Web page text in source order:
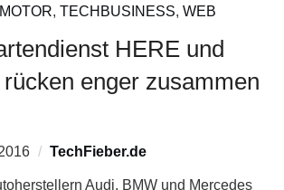
MOTOR, TECHBUSINESS, WEB
HERE und
enger zusammen
TechFieber.de
Audi, BMW und Mercedes